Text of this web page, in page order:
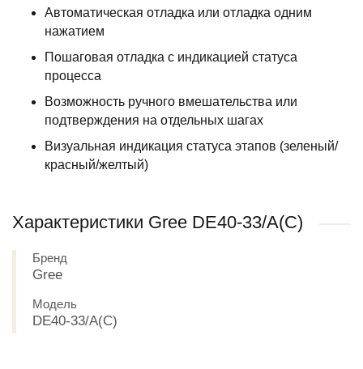
Автоматическая отладка или отладка одним
нажатием
Пошаговая отладка с индикацией статуса
процесса
Возможность ручного вмешательства или
подтверждения на отдельных шагах
Визуальная индикация статуса этапов (зеленый/
красный/желтый)
Характеристики Gree DE40-33/A(C)
Бренд
Gree
Модель
DE40-33/A(C)